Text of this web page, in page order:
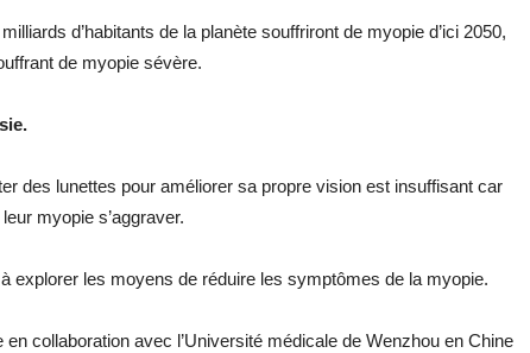
d’habitants de la planète souffriront de myopie d’ici 2050,
de myopie sévère.
des lunettes pour améliorer sa propre vision est insuffisant car
myopie s’aggraver.
explorer les moyens de réduire les symptômes de la myopie.
en collaboration avec l’Université médicale de Wenzhou en Chine